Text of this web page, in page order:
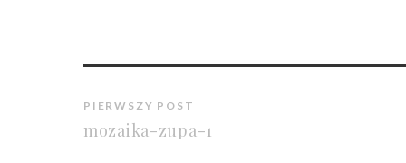
PIERWSZY POST
mozaika-zupa-1